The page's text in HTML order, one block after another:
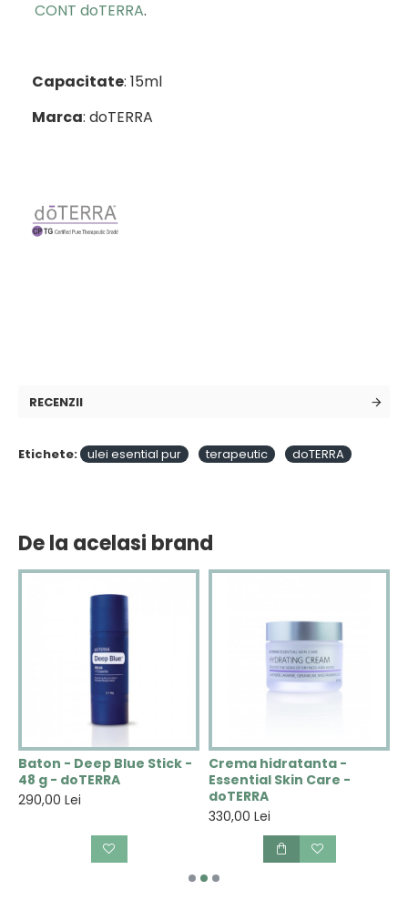
CONT doTERRA.
Capacitate: 15ml
Marca: doTERRA
RECENZII
Etichete: ulei esential pur terapeutic doTERRA
De la acelasi brand
Baton - Deep Blue Stick -
48 g - doTERRA
290,00 Lei
Crema hidratanta -
Essential Skin Care -
doTERRA
330,00 Lei